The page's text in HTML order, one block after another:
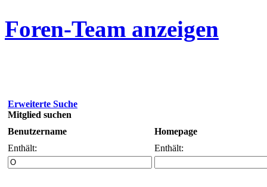
Foren-Team anzeigen
Erweiterte Suche
Mitglied suchen
Benutzername
Homepage
Enthält:
Enthält: